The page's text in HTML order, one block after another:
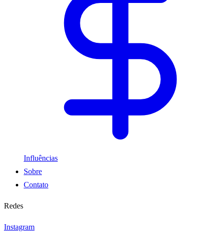
Influências
Sobre
Contato
Redes
Instagram